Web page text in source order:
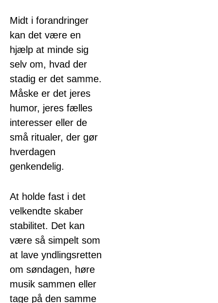
Midt i forandringer
kan det være en
hjælp at minde sig
selv om, hvad der
stadig er det samme.
Måske er det jeres
humor, jeres fælles
interesser eller de
små ritualer, der gør
hverdagen
genkendelig.
At holde fast i det
velkendte skaber
stabilitet. Det kan
være så simpelt som
at lave yndlingsretten
om søndagen, høre
musik sammen eller
tage på den samme